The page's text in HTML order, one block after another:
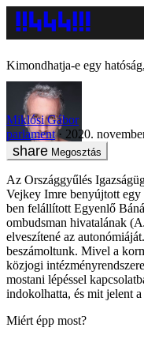
Kimondhatja-e egy
Miklósi Gábor
parlament
2020.
Megosztás
Az Országgyűlés
Vejkey Imre benyújtott egy
ben felállított Egyenlő
ombudsman hivatalának
elveszítené az
beszámoltunk. Mivel a
közjogi
mostani lépéssel
indokolhatta, és mit jelent a
Miért épp most?